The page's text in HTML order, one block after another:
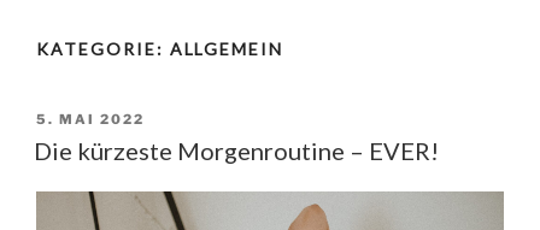
KATEGORIE: ALLGEMEIN
VERÖFFENTLICHT
AM
5. MAI 2022
Die kürzeste Morgenroutine – EVER!